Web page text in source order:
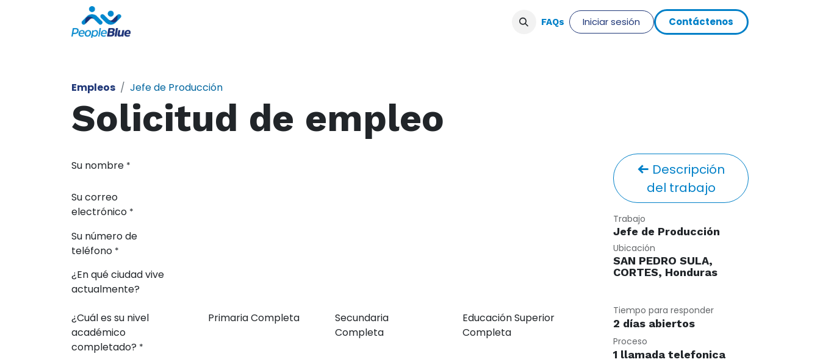
F​AQs Iniciar sesión Cont​​​​​​á​​ct​​​​eno​​​​s
Empleos Jefe de Producción
Solicitud de empleo
Su nombre *
Su correo
electrónico *
Su número de
teléfono *
¿En qué ciudad vive
actualmente?
¿Cuál es su nivel
académico
completado? *
Primaria Completa
Secundaria
Completa
Educación Superior
Completa
Descripción
del trabajo
Trabajo
Jefe de Producción
Ubicación
SAN PEDRO SULA,
CORTES, Honduras
Tiempo para responder
2 días abiertos
Proceso
1 llamada telefonica